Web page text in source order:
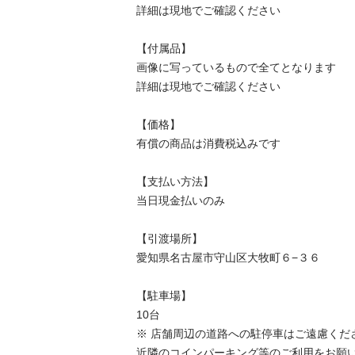
詳細は現地でご確認ください
【付属品】
画像に写っているもので全てとなります
詳細は現地でご確認ください
【価格】
有償の商品は消費税込みです
【⽀払い⽅法】
当⽇現⾦払いのみ
【引渡場所】
愛知県名古屋市守山区大牧町６−３６
【駐⾞場】
10台
※ 店舗周辺の道路への駐停車はご遠慮くだ